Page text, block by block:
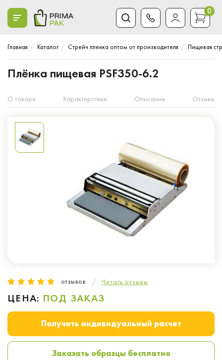
0
Главная Каталог Стрейч пленка оптом от производителя Пищевая
Плёнка пищевая PSF350-6.2
О товаре Характерстики Описание Отзывы
отзывов Читать отзывы
ЦЕНА: ПОД ЗАКАЗ
Получить индивидуальный расчет
Заказать образцы бесплатно